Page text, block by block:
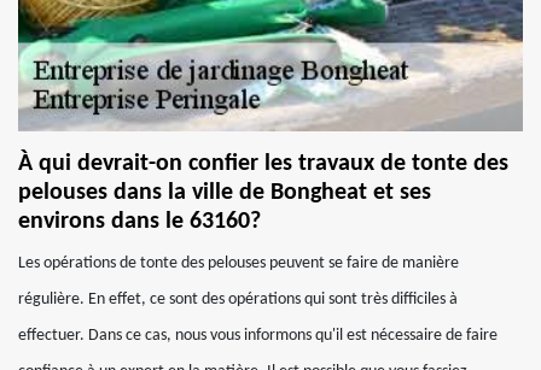
À qui devrait-on confier les travaux de tonte des
pelouses dans la ville de Bongheat et ses
environs dans le 63160?
Les opérations de tonte des pelouses peuvent se faire de manière
régulière. En effet, ce sont des opérations qui sont très difficiles à
effectuer. Dans ce cas, nous vous informons qu'il est nécessaire de faire